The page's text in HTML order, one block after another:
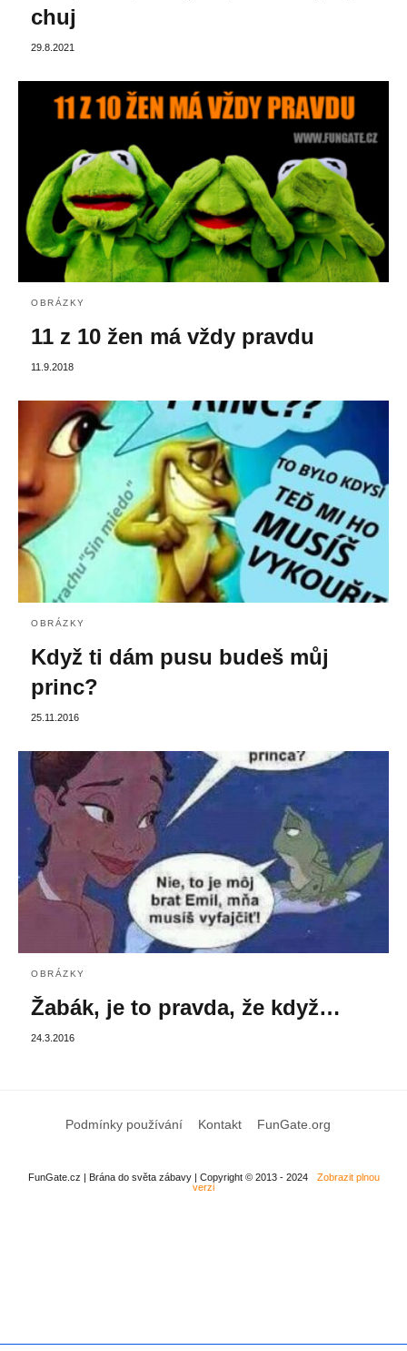
chuj
29.8.2021
OBRÁZKY
11 z 10 žen má vždy pravdu
11.9.2018
OBRÁZKY
Když ti dám pusu budeš můj
princ?
25.11.2016
OBRÁZKY
Žabák, je to pravda, že když…
24.3.2016
Podmínky používání Kontakt FunGate.org
FunGate.cz | Brána do světa zábavy | Copyright © 2013 - 2024
Zobrazit plnou
verzi